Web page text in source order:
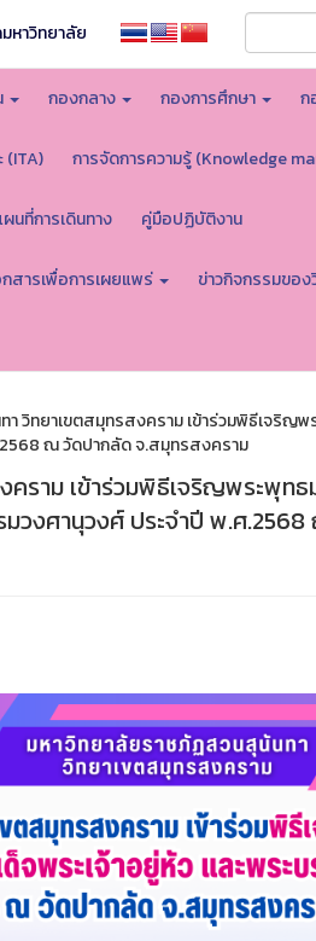
หาวิทยาลัย
กองกลาง กองการศึกษา ก
(ITA) การจัดการความรู้ (Knowledge
ผนที่การเดินทาง คู่มือปฏิบัติงาน
กสารเพื่อการเผยแพร่ ข่าวกิจกรรมขอ
วิทยาเขตสมุทรสงคราม เข้าร่วมพิธีเจริญ
ณ วัดปากลัด จ.สมุทรสงคราม
คราม เข้าร่วมพิธีเจริญพระพุท
วงศานุวงศ์ ประจำปี พ.ศ